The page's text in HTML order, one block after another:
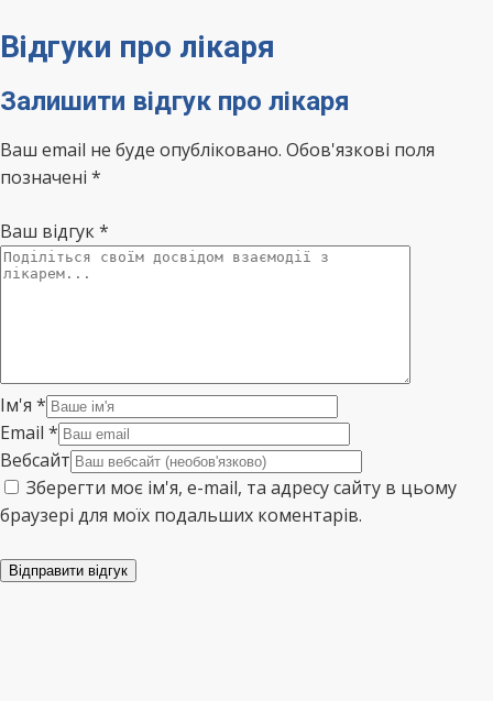
Відгуки про лікаря
Залишити відгук про лікаря
Ваш email не буде опубліковано. Обов'язкові поля
позначені *
Ваш відгук*
Ім'я *
Email *
Вебсайт
Зберегти моє ім'я, e-mail, та адресу сайту в цьому
браузері для моїх подальших коментарів.
Відправити відгук